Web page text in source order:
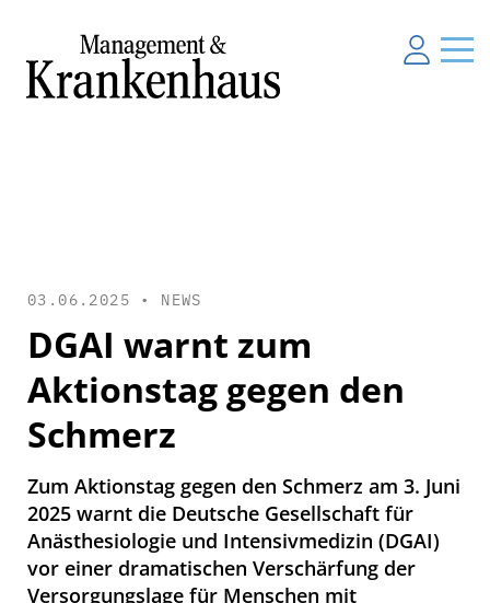
03.06.2025 • NEWS
DGAI warnt zum
Aktionstag gegen den
Schmerz
Zum Aktionstag gegen den Schmerz am 3. Juni
2025 warnt die Deutsche Gesellschaft für
Anästhesiologie und Intensivmedizin (DGAI)
vor einer dramatischen Verschärfung der
Versorgungslage für Menschen mit